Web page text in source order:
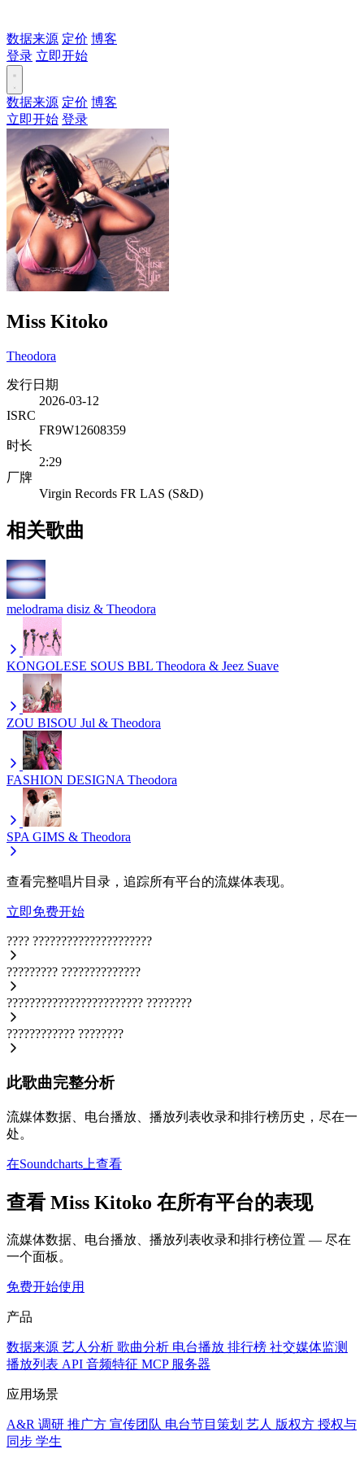
数据来源 定价 博客
登录 立即开始
数据来源 定价 博客
立即开始 登录
Miss Kitoko
Theodora
发行日期
2026-03-12
ISRC
FR9W12608359
时长
2:29
厂牌
Virgin Records FR LAS (S&D)
相关歌曲
melodrama disiz & Theodora
KONGOLESE SOUS BBL Theodora & Jeez Suave
ZOU BISOU Jul & Theodora
FASHION DESIGNA Theodora
SPA GIMS & Theodora
查看完整唱片目录，追踪所有平台的流媒体表现。
立即免费开始
???? ?????????????????????
????????? ??????????????
???????????????????????? ????????
???????????? ????????
此歌曲完整分析
流媒体数据、电台播放、播放列表收录和排行榜历史，尽在一
处。
在Soundcharts上查看
查看 Miss Kitoko 在所有平台的表现
流媒体数据、电台播放、播放列表收录和排行榜位置 — 尽在
一个面板。
免费开始使用
产品
数据来源 艺人分析 歌曲分析 电台播放 排行榜 社交媒体监测
播放列表 API 音频特征 MCP 服务器
应用场景
A&R 调研 推广方 宣传团队 电台节目策划 艺人 版权方 授权与
同步 学生